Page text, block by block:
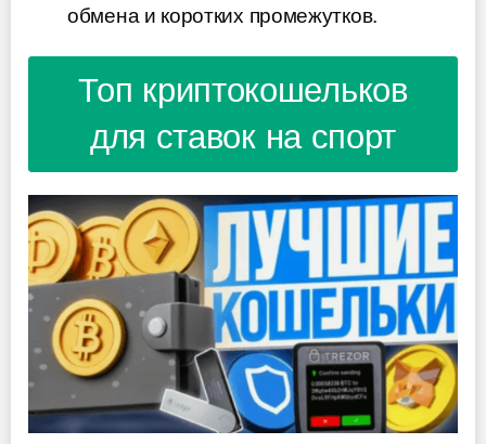
обмена и коротких промежутков.
Топ криптокошельков
для ставок на спорт